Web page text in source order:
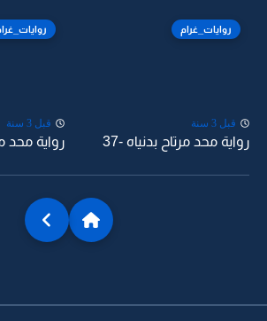
روايات_غرام
قبل 3 سنة
رواية محد مرتاح بدنياه -37
قبل 3 سنة
رواية محد